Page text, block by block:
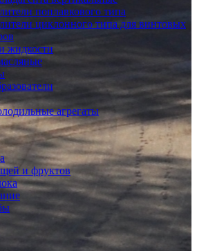
поплавкового типа
циклонного типа для винтовых
жидкости
агрегаты
и фруктов